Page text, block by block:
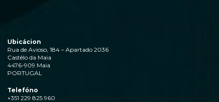
Ubicácion
Rua de Avioso, 184 – Apartado 2036
Castêlo da Maia
4476-909 Maia
PORTUGAL
Telefóno
+351 229 825 960